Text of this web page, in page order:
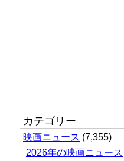
カテゴリー
映画ニュース (7,355)
2026年の映画ニュース